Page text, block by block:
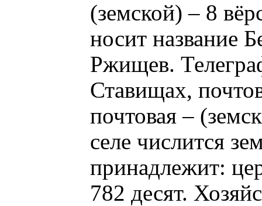
(земской) – 8
носит название
Ржищев.
Ставищах,
почтовая –
селе числится
принадлежит:
782 десят.